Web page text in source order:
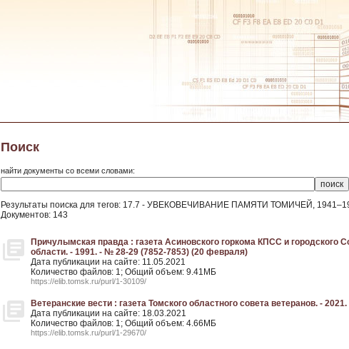
Поиск
найти документы со всеми словами:
Результаты поиска для тегов: 17.7 - УВЕКОВЕЧИВАНИЕ ПАМЯТИ ТОМИЧЕЙ,
Документов: 143
Причулымская правда : газета Асиновского горкома КПСС и городского
области. - 1991. - № 28-29 (7852-7853) (20 февраля)
Дата публикации на сайте: 11.05.2021
Количество файлов: 1; Общий объем: 9.41МБ
https://elib.tomsk.ru/purl/1-30109/
Ветеранские вести : газета Томского областного совета ветеранов. -
Дата публикации на сайте: 18.03.2021
Количество файлов: 1; Общий объем: 4.66МБ
https://elib.tomsk.ru/purl/1-29670/